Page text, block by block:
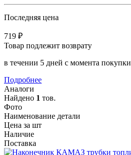
Последняя цена
719 ₽
Товар подлежит возврату
в течении 5 дней с момента покупки
Подробнее
Аналоги
Найдено 1 тов.
Фото
Наименование детали
Цена за шт
Наличие
Поставка